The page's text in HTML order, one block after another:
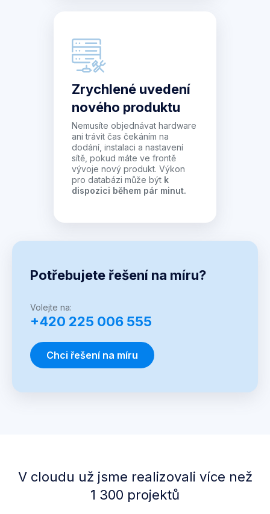
Zrychlené uvedení
nového produktu
Nemusíte objednávat hardware
ani trávit čas čekáním na
dodání, instalaci a nastavení
sítě, pokud máte ve frontě
vývoje nový produkt. Výkon
pro databázi může být k
dispozici během pár minut.
Potřebujete řešení na míru?
Volejte na:
+420 225 006 555
Chci řešení na míru
V cloudu už jsme realizovali více než
1 300 projektů